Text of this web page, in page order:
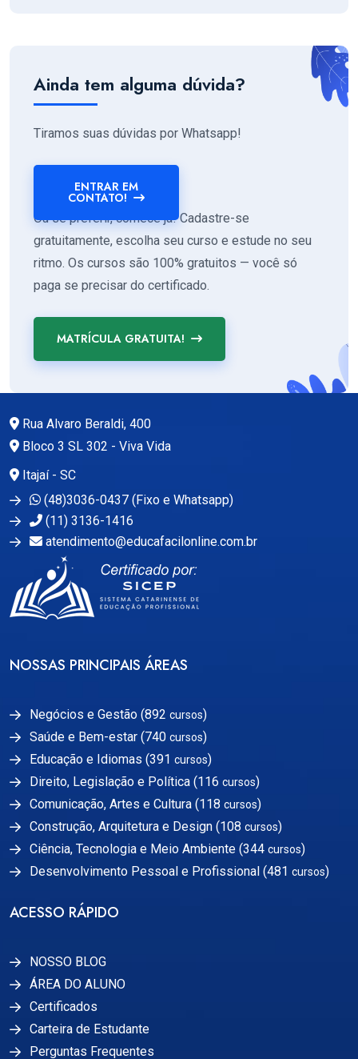
Ainda tem alguma dúvida?
Tiramos suas dúvidas por Whatsapp!
ENTRAR EM
CONTATO!
Ou se preferir, comece já! Cadastre-se
gratuitamente, escolha seu curso e estude no seu
ritmo. Os cursos são 100% gratuitos — você só
paga se precisar do certificado.
MATRÍCULA GRATUITA!
Rua Alvaro Beraldi, 400
Bloco 3 SL 302 - Viva Vida
Itajaí - SC
(48)3036-0437 (Fixo e Whatsapp)
(11) 3136-1416
atendimento@educafacilonline.com.br
NOSSAS PRINCIPAIS ÁREAS
Negócios e Gestão (892 cursos)
Saúde e Bem-estar (740 cursos)
Educação e Idiomas (391 cursos)
Direito, Legislação e Política (116 cursos)
Comunicação, Artes e Cultura (118 cursos)
Construção, Arquitetura e Design (108 cursos)
Ciência, Tecnologia e Meio Ambiente (344 cursos)
Desenvolvimento Pessoal e Profissional (481 cursos)
ACESSO RÁPIDO
NOSSO BLOG
ÁREA DO ALUNO
Certificados
Carteira de Estudante
Perguntas Frequentes